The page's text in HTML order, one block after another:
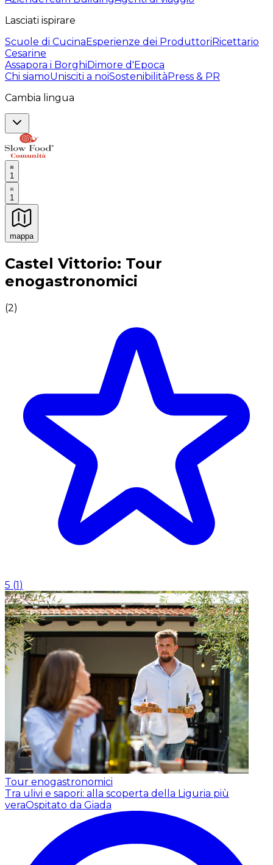
Lasciati ispirare
Scuole di CucinaEsperienze dei ProduttoriRicettario
Cesarine
Assapora i BorghiDimore d'Epoca
Chi siamoUnisciti a noiSostenibilitàPress & PR
Cambia lingua
1
1
mappa
Esperienze culinarie indimenticabili: Esperienze
Castel Vittorio: Tour
enogastronomici
(2)
5 (1)
Tour enogastronomici
Tra ulivi e sapori: alla scoperta della Liguria più
veraOspitato da Giada